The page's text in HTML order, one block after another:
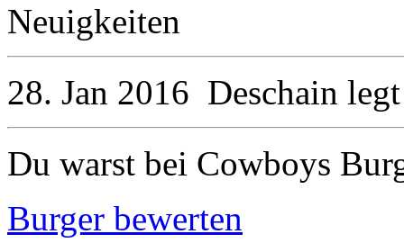
Neuigkeiten
28. Jan 2016 Deschain
Du warst bei Cowboys
Burger bewerten